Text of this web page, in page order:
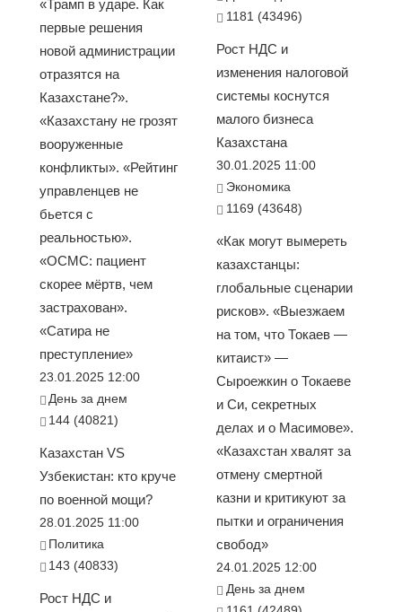
«Трамп в ударе. Как
первые решения
новой администрации
отразятся на
Казахстане?».
«Казахстану не грозят
вооруженные
конфликты». «Рейтинг
управленцев не
бьется с
реальностью».
«ОСМС: пациент
скорее мёртв, чем
застрахован».
«Сатира не
преступление»
23.01.2025 12:00
День за днем
144 (40821)
Казахстан VS
Узбекистан: кто круче
по военной мощи?
28.01.2025 11:00
Политика
143 (40833)
Рост НДС и
1181 (43496)
Рост НДС и
изменения налоговой
системы коснутся
малого бизнеса
Казахстана
30.01.2025 11:00
Экономика
1169 (43648)
«Как могут вымереть
казахстанцы:
глобальные сценарии
рисков». «Выезжаем
на том, что Токаев —
китаист» —
Сыроежкин о Токаеве
и Си, секретных
делах и о Масимове».
«Казахстан хвалят за
отмену смертной
казни и критикуют за
пытки и ограничения
свобод»
24.01.2025 12:00
День за днем